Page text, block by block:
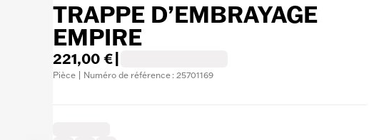
TRAPPE D’EMBRAYAGE
EMPIRE
221,00 €
Pièce | Numéro de référence : 25701169